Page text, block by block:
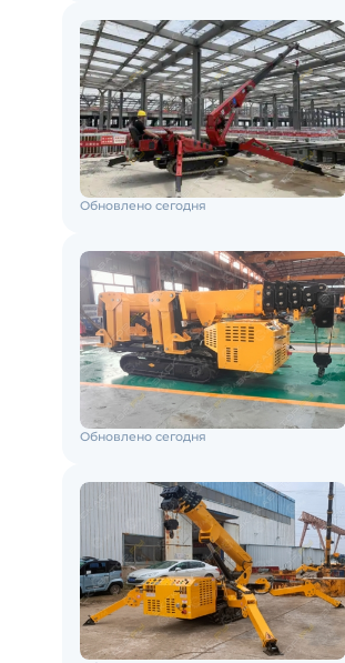
Обновлено сегодня
Обновлено сегодня